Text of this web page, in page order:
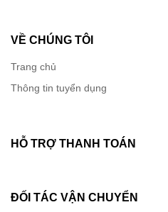
xem tình trạng mạng thông
VỀ CHÚNG TÔI
Trang chủ
Thông tin tuyển dụng
HỖ TRỢ THANH TOÁN
ĐỐI TÁC VẬN CHUYỂN